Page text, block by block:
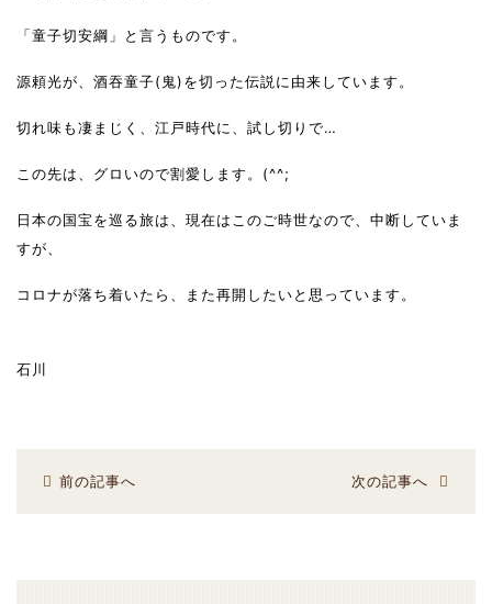
「童子切安綱」と言うものです。
源頼光が、酒吞童子(鬼)を切った伝説に由来しています。
切れ味も凄まじく、江戸時代に、試し切りで…
この先は、グロいので割愛します。(^^;
日本の国宝を巡る旅は、現在はこのご時世なので、中断していま
すが、
コロナが落ち着いたら、また再開したいと思っています。
石川
前の記事へ 次の記事へ